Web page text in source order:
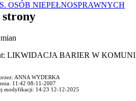
OSÓB NIEPEŁNOSPRAWNYCH
strony
LIKWIDACJA BARIER W
ANNA WYDERKA
11:42 08-11-2007
modyfikacji: 14:23 12-12-2025